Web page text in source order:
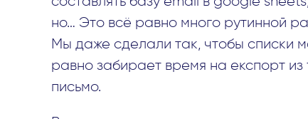
но… Это всё равно много рутинной
Мы даже сделали так, чтобы списки
равно забирает время на експорт
письмо.